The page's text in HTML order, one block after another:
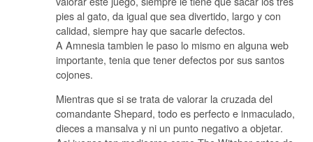
pies al gato, da igual que sea divertido, largo y con
calidad, siempre hay que sacarle defectos.
A Amnesia tambien le paso lo mismo en alguna web
importante, tenia que tener defectos por sus santos
cojones.
Mientras que si se trata de valorar la cruzada del
comandante Shepard, todo es perfecto e inmaculado,
dieces a mansalva y ni un punto negativo a objetar.